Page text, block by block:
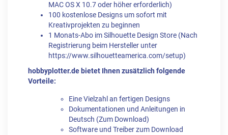
MAC OS X 10.7 oder höher erforderlich)
100 kostenlose Designs um sofort mit
Kreativprojekten zu beginnen
1 Monats-Abo im Silhouette Design Store (Nach
Registrierung beim Hersteller unter
https://www.silhouetteamerica.com/setup)
hobbyplotter.de bietet Ihnen zusätzlich folgende
Vorteile:
Eine Vielzahl an fertigen Designs
Dokumentationen und Anleitungen in
Deutsch (Zum Download)
Software und Treiber zum Download